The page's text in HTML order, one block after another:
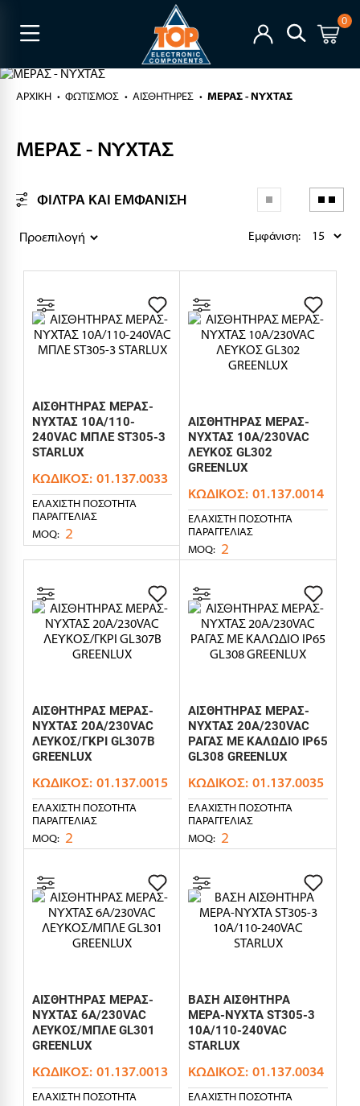
0
ΑΡΧΙΚΉ ΦΩΤΙΣΜΟΣ ΑΙΣΘΗΤΗΡΕΣ ΜΕΡΑΣ - ΝΥΧΤΑΣ
ΜΕΡΑΣ - ΝΥΧΤΑΣ
ΦΙΛΤΡΑ ΚΑΙ ΕΜΦΑΝΙΣΗ
Εμφάνιση:
ΑΙΣΘΗΤΗΡΑΣ ΜΕΡΑΣ-
ΝΥΧΤΑΣ 10A/110-
240VAC ΜΠΛΕ ST305-3
STARLUX
ΚΩΔΙΚΌΣ: 01.137.0033
ΕΛΆΧΙΣΤΗ ΠΟΣΌΤΗΤΑ
ΠΑΡΑΓΓΕΛΊΑΣ
MOQ: 2
ΑΙΣΘΗΤΗΡΑΣ ΜΕΡΑΣ-
ΝΥΧΤΑΣ 10A/230VAC
ΛΕΥΚΟΣ GL302
GREENLUX
ΚΩΔΙΚΌΣ: 01.137.0014
ΕΛΆΧΙΣΤΗ ΠΟΣΌΤΗΤΑ
ΠΑΡΑΓΓΕΛΊΑΣ
MOQ: 2
ΑΙΣΘΗΤΗΡΑΣ ΜΕΡΑΣ-
ΝΥΧΤΑΣ 20A/230VAC
ΛΕΥΚΟΣ/ΓΚΡΙ GL307B
GREENLUX
ΚΩΔΙΚΌΣ: 01.137.0015
ΕΛΆΧΙΣΤΗ ΠΟΣΌΤΗΤΑ
ΠΑΡΑΓΓΕΛΊΑΣ
MOQ: 2
ΑΙΣΘΗΤΗΡΑΣ ΜΕΡΑΣ-
ΝΥΧΤΑΣ 20A/230VAC
ΡΑΓΑΣ ΜΕ ΚΑΛΩΔΙΟ IP65
GL308 GREENLUX
ΚΩΔΙΚΌΣ: 01.137.0035
ΕΛΆΧΙΣΤΗ ΠΟΣΌΤΗΤΑ
ΠΑΡΑΓΓΕΛΊΑΣ
MOQ: 2
ΑΙΣΘΗΤΗΡΑΣ ΜΕΡΑΣ-
ΝΥΧΤΑΣ 6A/230VAC
ΛΕΥΚΟΣ/ΜΠΛΕ GL301
GREENLUX
ΚΩΔΙΚΌΣ: 01.137.0013
ΕΛΆΧΙΣΤΗ ΠΟΣΌΤΗΤΑ
ΒΑΣΗ ΑΙΣΘΗΤΗΡΑ
ΜΕΡΑ-ΝΥΧΤΑ ST305-3
10A/110-240VAC
STARLUX
ΚΩΔΙΚΌΣ: 01.137.0034
ΕΛΆΧΙΣΤΗ ΠΟΣΌΤΗΤΑ